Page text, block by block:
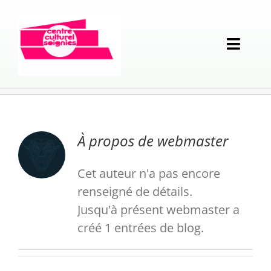
contenu
Toggle
Programmation
Calendrier des événements
Musique
Humour
Opérations
La Langue française en Fête
Week-end Contrastes
Rencontres de sculpture
Structure
Historique et missions
Analyse partagée
Associations
En pratique
À propos de webmaster
Cet auteur n'a pas encore
renseigné de détails.
Jusqu'à présent webmaster a
créé 1 entrées de blog.